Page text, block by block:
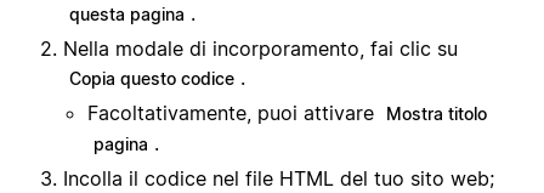
questa pagina .
Nella modale di incorporamento, fai clic su
Copia questo codice .
Facoltativamente, puoi attivare
Mostra titolo
pagina .
Incolla il codice nel file HTML del tuo sito web;